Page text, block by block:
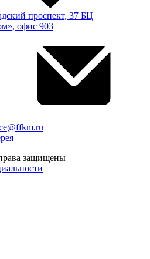
проспект, 37 БЦ
офис 903
защищены